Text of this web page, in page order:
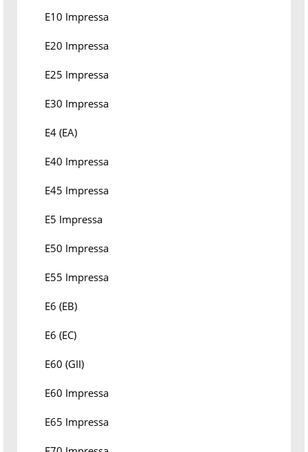
E10 Impressa
E20 Impressa
E25 Impressa
E30 Impressa
E4 (EA)
E40 Impressa
E45 Impressa
E5 Impressa
E50 Impressa
E55 Impressa
E6 (EB)
E6 (EC)
E60 (GII)
E60 Impressa
E65 Impressa